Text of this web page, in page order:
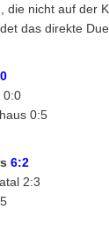
die nicht auf der
das direkte
0:0
0:5
6:2
2:3